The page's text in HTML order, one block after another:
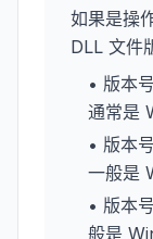
如果是操
DLL 文件
• 版本
通常是
• 版本
一般是
• 版本
般是